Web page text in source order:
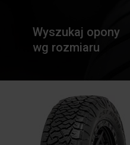
Wyszukaj opony
wg rozmiaru